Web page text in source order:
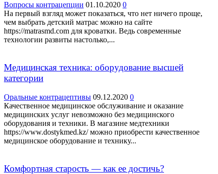
Вопросы контрацепции 01.10.2020 0
На первый взгляд может показаться, что нет ничего проще,
чем выбрать детский матрас можно на сайте
https://matrasmd.com для кроватки. Ведь современные
технологии развиты настолько,...
Медицинская техника: оборудование высшей
категории
Оральные контрацептивы 09.12.2020 0
Качественное медицинское обслуживание и оказание
медицинских услуг невозможно без медицинского
оборудования и техники. В магазине медтехники
https://www.dostykmed.kz/ можно приобрести качественное
медицинское оборудование и технику...
Комфортная старость — как ее достичь?